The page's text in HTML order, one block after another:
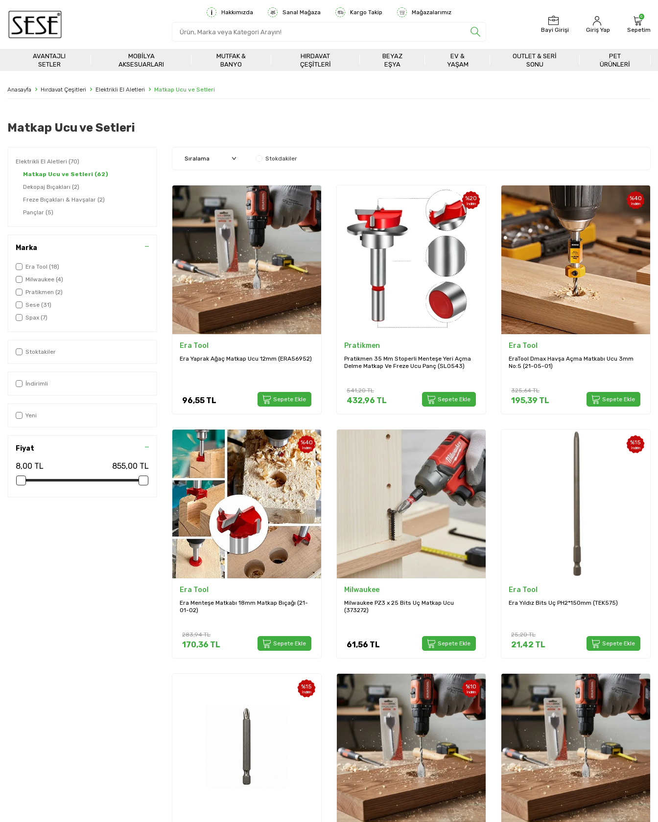
Hakkımızda Sanal Mağaza Kargo Takip Mağazalarımız
Bayi Girişi Giriş Yap
0
Sepetim
AVANTAJLI
SETLER
MOBILYA
AKSESUARLARI
MUTFAK &
BANYO
HIRDAVAT
ÇEŞITLERI
BEYAZ
EŞYA
EV &
YAŞAM
OUTLET & SERI
SONU
PET
ÜRÜNLERİ
Anasayfa Hırdavat Çeşitleri Elektrikli El Aletleri Matkap Ucu ve Setleri
Matkap Ucu ve Setleri
Elektrikli El Aletleri (70)
Matkap Ucu ve Setleri (62)
Dekopaj Bıçakları (2)
Freze Bıçakları & Havşalar (2)
Pançlar (5)
Marka
Era Tool (18)
Milwaukee (4)
Pratikmen (2)
Sese (31)
Spax (7)
Stoktakiler
İndirimli
Yeni
Fiyat
8,00 TL 855,00 TL
Stokdakiler
Era Tool
Era Yaprak Ağaç Matkap Ucu 12mm (ERA56952)
96,55 TL Sepete Ekle
%20
İndirim
Pratikmen
Pratikmen 35 Mm Stoperli Menteşe Yeri Açma
Delme Matkap Ve Freze Ucu Panç (SL0543)
541,20TL
432,96 TL Sepete Ekle
%40
İndirim
Era Tool
EraTool Dmax Havşa Açma Matkabı Ucu 3mm
No:5 (21-05-01)
325,64TL
195,39 TL Sepete Ekle
%40
İndirim
Era Tool
Era Menteşe Matkabı 18mm Matkap Bıçağı (21-
01-02)
283,94TL
170,36 TL Sepete Ekle
Milwaukee
Milwaukee PZ3 x 25 Bits Uç Matkap Ucu
(373272)
61,56 TL Sepete Ekle
%15
İndirim
Era Tool
Era Yıldız Bits Uç PH2*150mm (TEK575)
25,20TL
21,42 TL Sepete Ekle
%15
İndirim
%10
İndirim